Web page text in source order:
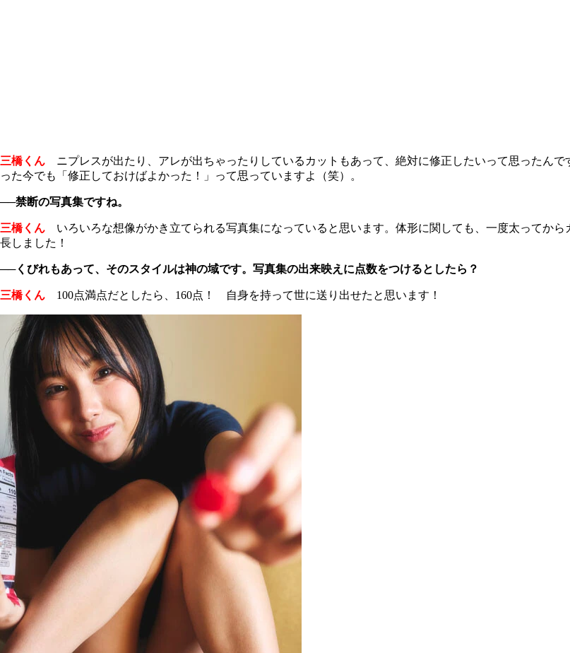
三橋くん ニプレスが出たり、アレが出ちゃったりしているカットもあって、絶対に修正したいって思ったん
った今でも「修正しておけばよかった！」って思っていますよ（笑）。
──禁断の写真集ですね。
三橋くん いろいろな想像がかき立てられる写真集になっていると思います。体形に関しても、一度太ってか
長しました！
──くびれもあって、そのスタイルは神の域です。写真集の出来映えに点数をつけるとしたら？
三橋くん 100点満点だとしたら、160点！ 自身を持って世に送り出せたと思います！